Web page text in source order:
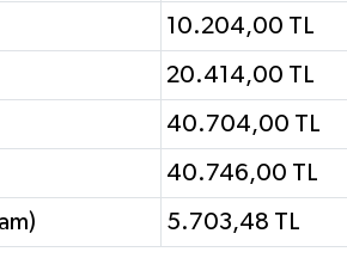
10.204,00 TL
20.414,00 TL
40.704,00 TL
40.746,00 TL
5.703,48 TL